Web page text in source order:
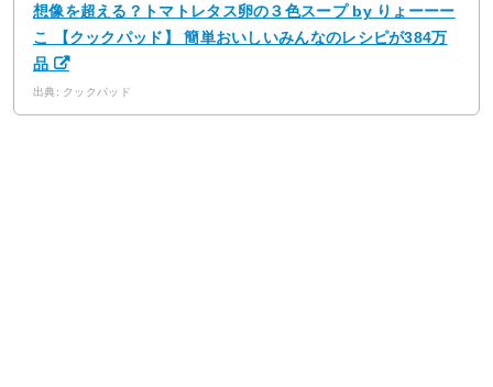
想像を超える？トマトレタス卵の３色スープ by りょーーー
こ 【クックパッド】 簡単おいしいみんなのレシピが384万
品
出典: クックパッド